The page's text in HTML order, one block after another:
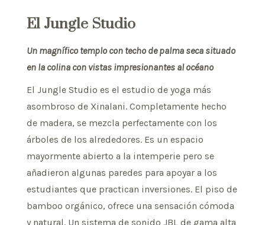
El Jungle Studio
Un magnífico templo con techo de palma seca situado
en la colina con vistas impresionantes al océano
El Jungle Studio es el estudio de yoga más
asombroso de Xinalani. Completamente hecho
de madera, se mezcla perfectamente con los
árboles de los alrededores. Es un espacio
mayormente abierto a la intemperie pero se
añadieron algunas paredes para apoyar a los
estudiantes que practican inversiones. El piso de
bamboo orgánico, ofrece una sensación cómoda
y natural. Un sistema de sonido JBL de gama alta